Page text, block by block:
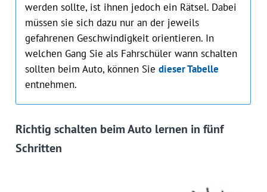
werden sollte, ist ihnen jedoch ein Rätsel. Dabei
müssen sie sich dazu nur an der jeweils
gefahrenen Geschwindigkeit orientieren. In
welchen Gang Sie als Fahrschüler wann schalten
sollten beim Auto, können Sie dieser Tabelle
entnehmen.
Richtig schalten beim Auto lernen in fünf
Schritten